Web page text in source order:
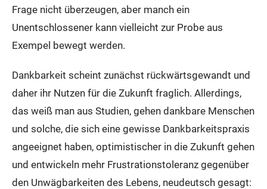
Frage nicht überzeugen, aber manch ein
Unentschlossener kann vielleicht zur Probe aus
Exempel bewegt werden.
Dankbarkeit scheint zunächst rückwärtsgewandt und
daher ihr Nutzen für die Zukunft fraglich. Allerdings,
das weiß man aus Studien, gehen dankbare Menschen
und solche, die sich eine gewisse Dankbarkeitspraxis
angeeignet haben, optimistischer in die Zukunft gehen
und entwickeln mehr Frustrationstoleranz gegenüber
den Unwägbarkeiten des Lebens, neudeutsch gesagt: